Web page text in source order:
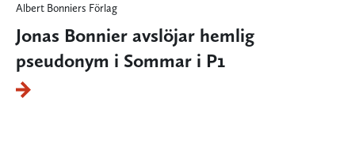
Albert Bonniers Förlag
Jonas Bonnier avslöjar hemlig
pseudonym i Sommar i P1